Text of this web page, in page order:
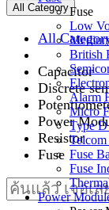
All Category
All
Capacitor
Discrete
Power
Resistor
Fuse
Fuse
Low
British
Alarm
Micro
Type
Fuse
Fuse
Power